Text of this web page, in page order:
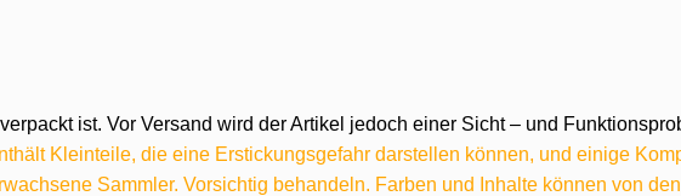
ist. Vor Versand wird der Artikel jedoch einer Sicht – und
Kleinteile, die eine Erstickungsgefahr darstellen können, und einige
Sammler. Vorsichtig behandeln. Farben und Inhalte können von